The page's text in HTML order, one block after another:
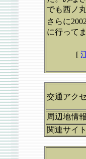
でも西ノ
さらに
に行って
[
交通アク
周辺地情報
関連サイト